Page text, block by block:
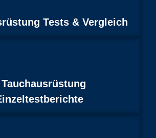
Tests & Vergleich
Tauchausrüstung